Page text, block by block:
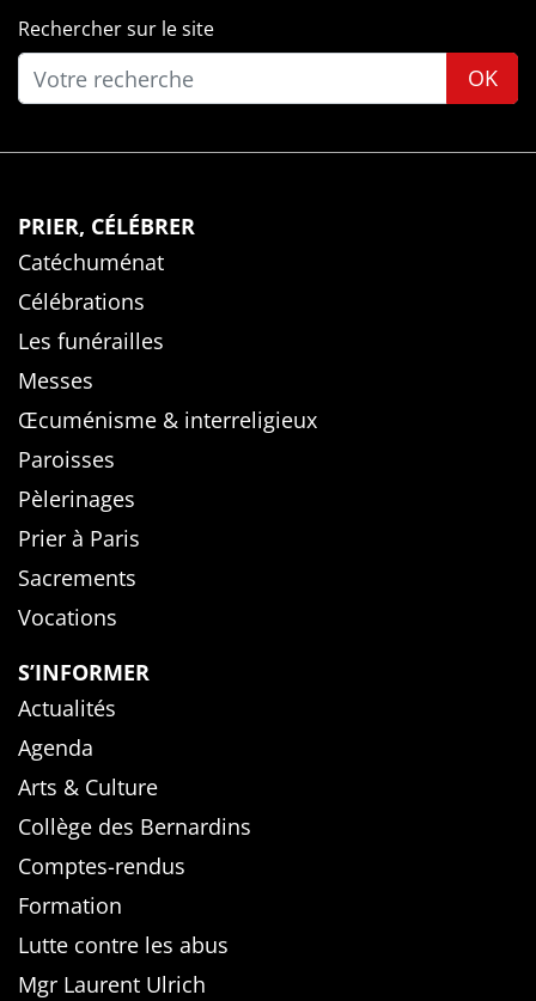
Rechercher sur le site
OK
PRIER, CÉLÉBRER
Catéchuménat
Célébrations
Les funérailles
Messes
Œcuménisme & interreligieux
Paroisses
Pèlerinages
Prier à Paris
Sacrements
Vocations
S’INFORMER
Actualités
Agenda
Arts & Culture
Collège des Bernardins
Comptes-rendus
Formation
Lutte contre les abus
Mgr Laurent Ulrich